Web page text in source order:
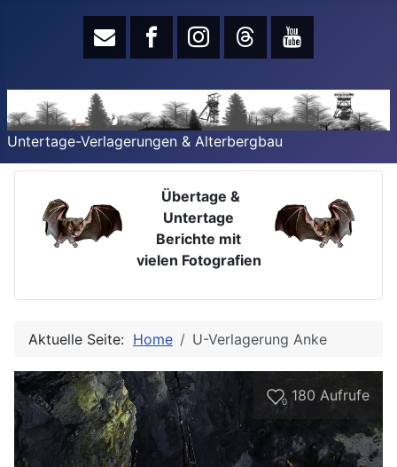
Untertage-Verlagerungen & Alterbergbau
Übertage &
Untertage
Berichte mit
vielen Fotografien
Aktuelle Seite: Home U-Verlagerung Anke
0 180 Aufrufe